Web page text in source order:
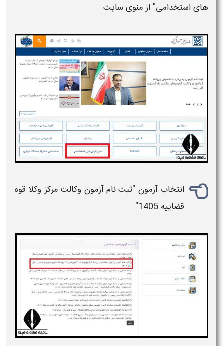
های استخدامی" از منوی سایت
انتخابآزمون "ثبت نام آزمون وکالت مرکز وکلا قوه
قضاییه 1405
"